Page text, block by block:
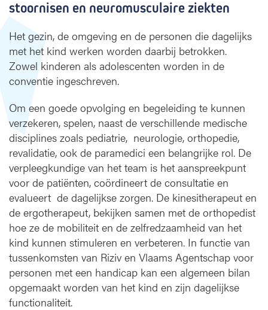
stoornisen en neuromusculaire ziekten
Het gezin, de omgeving en de personen die dagelijks
met het kind werken worden daarbij betrokken.
Zowel kinderen als adolescenten worden in de
conventie ingeschreven.
Om een goede opvolging en begeleiding te kunnen
verzekeren, spelen, naast de verschillende medische
disciplines zoals pediatrie, neurologie, orthopedie,
revalidatie, ook de paramedici een belangrijke rol. De
verpleegkundige van het team is het aanspreekpunt
voor de patiënten, coördineert de consultatie en
evalueert de dagelijkse zorgen. De kinesitherapeut en
de ergotherapeut, bekijken samen met de orthopedist
hoe ze de mobiliteit en de zelfredzaamheid van het
kind kunnen stimuleren en verbeteren. In functie van
tussenkomsten van Riziv en Vlaams Agentschap voor
personen met een handicap kan een algemeen bilan
opgemaakt worden van het kind en zijn dagelijkse
functionaliteit.